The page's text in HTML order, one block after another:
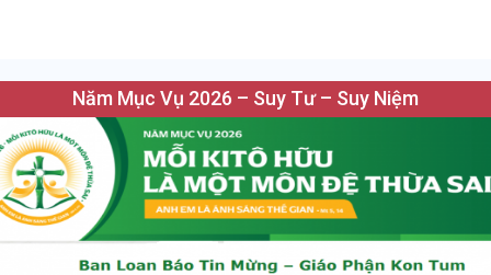
Năm Mục Vụ 2026 – Suy Tư – Suy Niệm